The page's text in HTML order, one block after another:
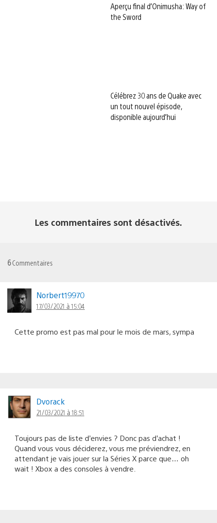
Aperçu final d’Onimusha: Way of
the Sword
Célébrez 30 ans de Quake avec
un tout nouvel épisode,
disponible aujourd’hui
Les commentaires sont désactivés.
6Commentaires
Norbert19970
17/03/2021 à 15:04
Cette promo est pas mal pour le mois de mars, sympa
Dvorack
21/03/2021 à 18:51
Toujours pas de liste d’envies ? Donc pas d’achat !
Quand vous vous déciderez, vous me préviendrez, en
attendant je vais jouer sur la Séries X parce que… oh
wait ! Xbox a des consoles à vendre.